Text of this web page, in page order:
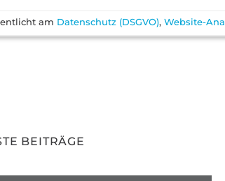
am Datenschutz (DSGVO),Website-
BEITRÄGE